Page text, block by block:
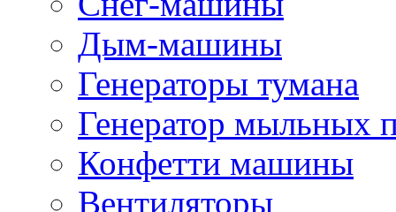
Дым-машины
Генераторы тумана
Генератор мыльных
Конфетти машины
Вентиляторы